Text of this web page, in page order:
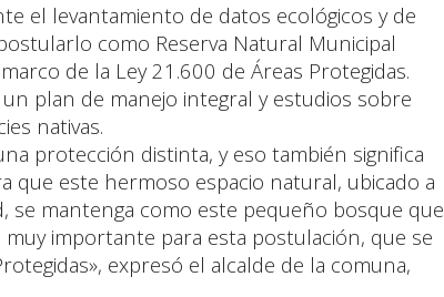
el levantamiento de datos ecológicos y de
como Reserva Natural Municipal
de la Ley 21.600 de Áreas Protegidas.
plan de manejo integral y estudios sobre
nativas.
protección distinta, y eso también significa
que este hermoso espacio natural, ubicado a
mantenga como este pequeño bosque que
importante para esta postulación, que se
expresó el alcalde de la comuna,